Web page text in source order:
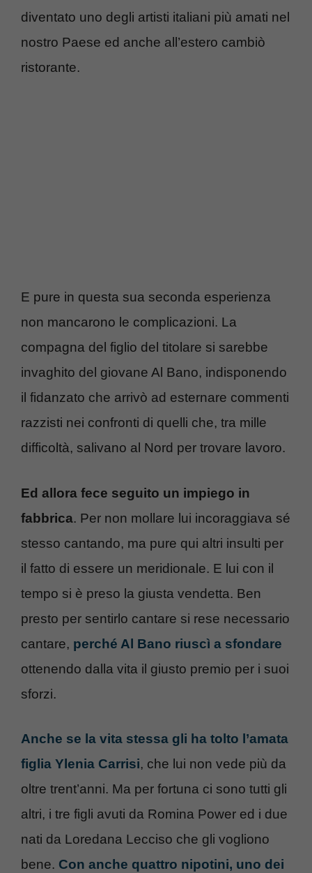
diventato uno degli artisti italiani più amati nel
nostro Paese ed anche all’estero cambiò
ristorante.
E pure in questa sua seconda esperienza
non mancarono le complicazioni. La
compagna del figlio del titolare si sarebbe
invaghito del giovane Al Bano, indisponendo
il fidanzato che arrivò ad esternare commenti
razzisti nei confronti di quelli che, tra mille
difficoltà, salivano al Nord per trovare lavoro.
Ed allora fece seguito un impiego in
fabbrica. Per non mollare lui incoraggiava sé
stesso cantando, ma pure qui altri insulti per
il fatto di essere un meridionale. E lui con il
tempo si è preso la giusta vendetta. Ben
presto per sentirlo cantare si rese necessario
cantare, perché Al Bano riuscì a sfondare
ottenendo dalla vita il giusto premio per i suoi
sforzi.
Anche se la vita stessa gli ha tolto l’amata
figlia Ylenia Carrisi, che lui non vede più da
oltre trent’anni. Ma per fortuna ci sono tutti gli
altri, i tre figli avuti da Romina Power ed i due
nati da Loredana Lecciso che gli vogliono
bene. Con anche quattro nipotini, uno dei